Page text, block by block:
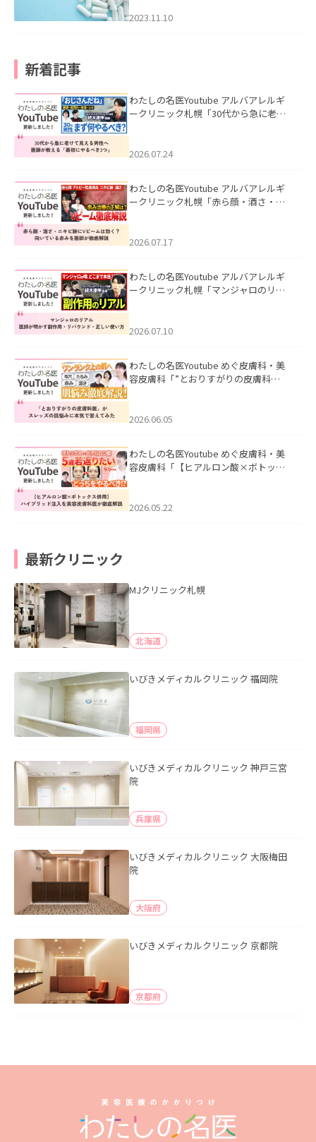
2023.11.10
新着記事
わたしの名医Youtube アルバアレルギ
ークリニック札幌「30代から急に老け
た。
2026.07.24
わたしの名医Youtube アルバアレルギ
ークリニック札幌「赤ら顔・酒さ・ニ
した。
2026.07.17
わたしの名医Youtube アルバアレルギ
ークリニック札幌「マンジャロのリア
た。
2026.07.10
わたしの名医Youtube めぐ皮膚科・美
容皮膚科「”とおりすがりの皮膚科
2026.06.05
わたしの名医Youtube めぐ皮膚科・美
容皮膚科「【ヒアルロン酸×ボトック
た。
2026.05.22
最新クリニック
MJクリニック札幌
北海道
いびきメディカルクリニック 福岡院
福岡県
いびきメディカルクリニック 神戸三宮
院
兵庫県
いびきメディカルクリニック 大阪梅田
院
大阪府
いびきメディカルクリニック 京都院
京都府